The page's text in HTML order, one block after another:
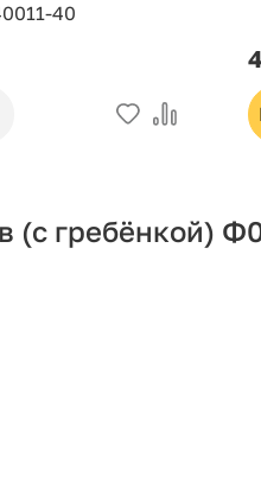
40
(с гребёнкой)